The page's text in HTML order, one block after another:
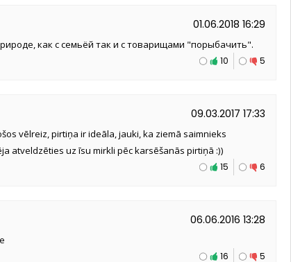
01.06.2018 16:29
как с семьёй так и с товарищами "порыбачить".
5
10
09.03.2017 17:33
vēlreiz, pirtiņa ir ideāla, jauki, ka ziemā saimnieks
atveldzēties uz īsu mirkli pēc karsēšanās pirtiņā :))
6
15
06.06.2016 13:28
5
16